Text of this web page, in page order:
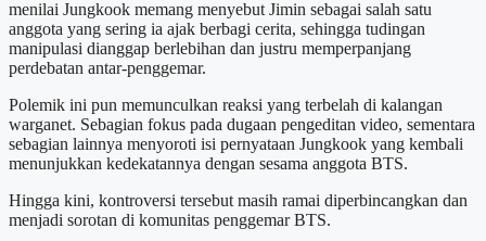
menilai Jungkook memang menyebut Jimin sebagai salah satu
anggota yang sering ia ajak berbagi cerita, sehingga tudingan
manipulasi dianggap berlebihan dan justru memperpanjang
perdebatan antar-penggemar.
Polemik ini pun memunculkan reaksi yang terbelah di kalangan
warganet. Sebagian fokus pada dugaan pengeditan video, sementara
sebagian lainnya menyoroti isi pernyataan Jungkook yang kembali
menunjukkan kedekatannya dengan sesama anggota BTS.
Hingga kini, kontroversi tersebut masih ramai diperbincangkan dan
menjadi sorotan di komunitas penggemar BTS.